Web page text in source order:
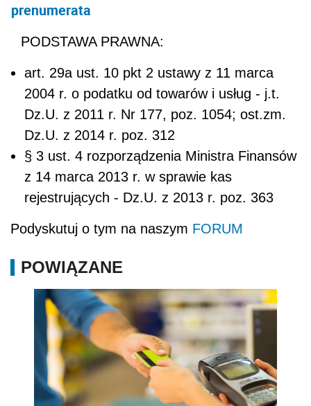
prenumerata
PODSTAWA PRAWNA:
art. 29a ust. 10 pkt 2 ustawy z 11 marca
2004 r. o podatku od towarów i usług - j.t.
Dz.U. z 2011 r. Nr 177, poz. 1054; ost.zm.
Dz.U. z 2014 r. poz. 312
§ 3 ust. 4 rozporządzenia Ministra Finansów
z 14 marca 2013 r. w sprawie kas
rejestrujących - Dz.U. z 2013 r. poz. 363
Podyskutuj o tym na naszym FORUM
POWIĄZANE